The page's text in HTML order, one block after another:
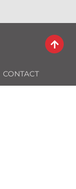
CONTACT